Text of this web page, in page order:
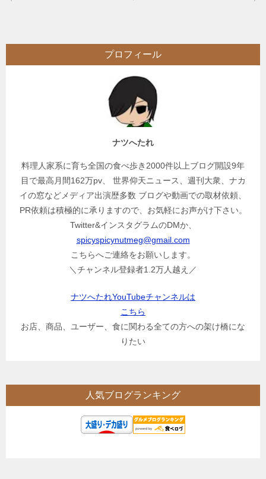
ビ
ゲ
プロフィール
ナツへたれ
料理人家系に育ち全国の食べ歩き2000件以上ブログ開設9年
目で最高月間162万pv、 世界仰天ニュース、週刊大衆、ナカ
イの窓などメディア出演歴多数 ブログや動画での取材依頼、
PR依頼は積極的に承りますので、お気軽にお声がけ下さい。
Twitter&インスタグラムのDMか、
spicyspicynutmeg@gmail.com
こちらへご連絡をお願いします。
＼チャンネル登録者1.2万人越え／
ナツへたれYouTubeチャンネルは
こちら
お店、商品、ユーザー、食に関わる全ての方への架け橋にな
りたい
人気ブログランキング